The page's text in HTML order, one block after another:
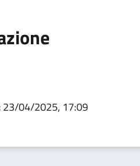
23/04/2025, 17:09